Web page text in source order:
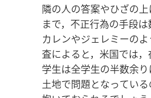
隣の人の答案やひざの
まで，不正行為の手段
カレンやジェレミーの
査によると，米国では
学生は全学生の半数余
土地で問題となってい